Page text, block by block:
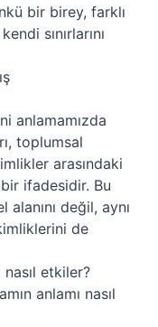
bir birey, farklı
sınırlarını
anlamamızda
toplumsal
arasındaki
ifadesidir. Bu
değil, aynı
de
nasıl etkiler?
anlamı nasıl